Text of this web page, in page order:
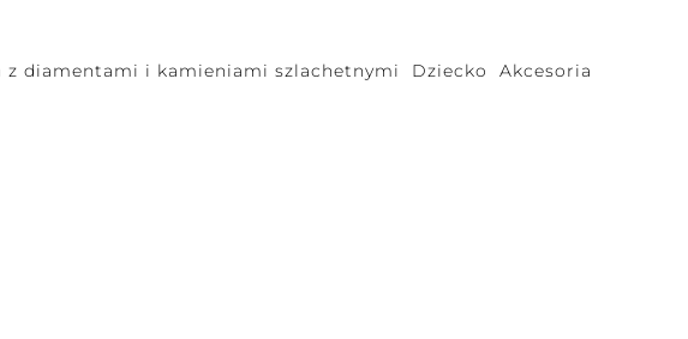
z diamentami i kamieniami szlachetnymi Dziecko Akcesoria